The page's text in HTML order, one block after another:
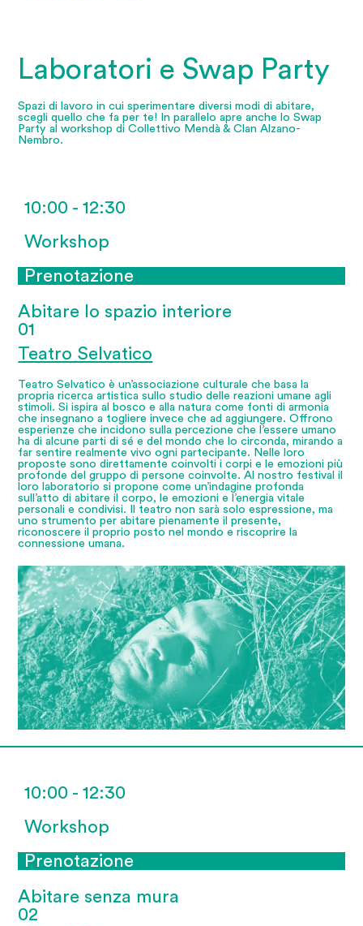
Laboratori e Swap Party
Spazi di lavoro in cui sperimentare diversi modi di abitare,
scegli quello che fa per te! In parallelo apre anche lo Swap
Party al workshop di Collettivo Mendà & Clan Alzano-
Nembro.
10:00 - 12:30
Workshop
Prenotazione
Abitare lo spazio interiore
01
Teatro Selvatico
Teatro Selvatico è un’associazione culturale che basa la
propria ricerca artistica sullo studio delle reazioni umane agli
stimoli. Si ispira al bosco e alla natura come fonti di armonia
che insegnano a togliere invece che ad aggiungere. Offrono
esperienze che incidono sulla percezione che l’essere umano
ha di alcune parti di sé e del mondo che lo circonda, mirando a
far sentire realmente vivo ogni partecipante. Nelle loro
proposte sono direttamente coinvolti i corpi e le emozioni più
profonde del gruppo di persone coinvolte. Al nostro festival il
loro laboratorio si propone come un’indagine profonda
sull’atto di abitare il corpo, le emozioni e l’energia vitale
personali e condivisi. Il teatro non sarà solo espressione, ma
uno strumento per abitare pienamente il presente,
riconoscere il proprio posto nel mondo e riscoprire la
connessione umana.
10:00 - 12:30
Workshop
Prenotazione
Abitare senza mura
02